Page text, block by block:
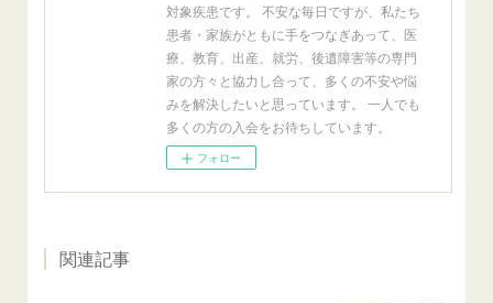
対象疾患です。 不安な毎日ですが、私たち
患者・家族がともに手をつなぎあって、医
療、教育、出産、就労、後遺障害等の専門
家の方々と協力し合って、多くの不安や悩
みを解決したいと思っています。 一人でも
多くの方の入会をお待ちしています。
フォロー
関連記事